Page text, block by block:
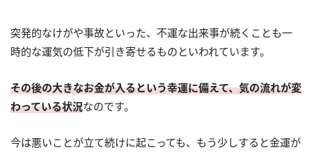
突発的なけがや事故といった、不運な出来事が続くことも一
時的な運気の低下が引き寄せるものといわれています。
その後の大きなお金が入るという幸運に備えて、気の流れが変
わっている状況なのです。
今は悪いことが立て続けに起こっても、もう少しすると金運が